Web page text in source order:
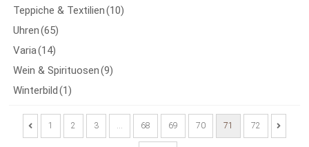
1 2 3 68 69 70 71 72
Teppiche & Textilien(10)
Uhren(65)
Varia(14)
Wein & Spirituosen(9)
Winterbild (1)